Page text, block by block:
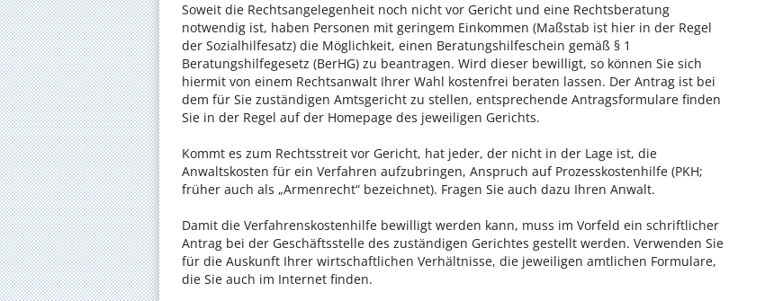
Soweit die Rechtsangelegenheit noch nicht vor Gericht und eine Rechtsberatung
notwendig ist, haben Personen mit geringem Einkommen (Maßstab ist hier in der Regel
der Sozialhilfesatz) die Möglichkeit, einen Beratungshilfeschein gemäß § 1
Beratungshilfegesetz (BerHG) zu beantragen. Wird dieser bewilligt, so können Sie sich
hiermit von einem Rechtsanwalt Ihrer Wahl kostenfrei beraten lassen. Der Antrag ist bei
dem für Sie zuständigen Amtsgericht zu stellen, entsprechende Antragsformulare finden
Sie in der Regel auf der Homepage des jeweiligen Gerichts.
Kommt es zum Rechtsstreit vor Gericht, hat jeder, der nicht in der Lage ist, die
Anwaltskosten für ein Verfahren aufzubringen, Anspruch auf Prozesskostenhilfe (PKH;
früher auch als „Armenrecht“ bezeichnet). Fragen Sie auch dazu Ihren Anwalt.
Damit die Verfahrenskostenhilfe bewilligt werden kann, muss im Vorfeld ein schriftlicher
Antrag bei der Geschäftsstelle des zuständigen Gerichtes gestellt werden. Verwenden Sie
für die Auskunft Ihrer wirtschaftlichen Verhältnisse, die jeweiligen amtlichen Formulare,
die Sie auch im Internet finden.